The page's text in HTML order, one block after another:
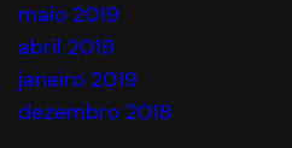
maio 2019
abril 2019
janeiro 2019
dezembro 2018